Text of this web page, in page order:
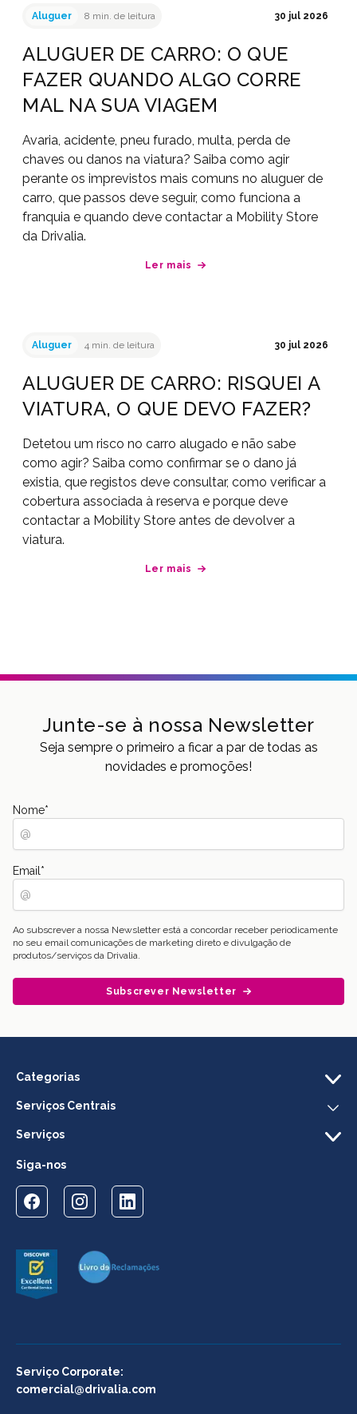
Aluguer 8 min. de leitura 30 jul 2026
ALUGUER DE CARRO: O QUE
FAZER QUANDO ALGO CORRE
MAL NA SUA VIAGEM
Avaria, acidente, pneu furado, multa, perda de
chaves ou danos na viatura? Saiba como agir
perante os imprevistos mais comuns no aluguer de
carro, que passos deve seguir, como funciona a
franquia e quando deve contactar a Mobility Store
da Drivalia.
Ler mais
Aluguer 4 min. de leitura 30 jul 2026
ALUGUER DE CARRO: RISQUEI A
VIATURA, O QUE DEVO FAZER?
Detetou um risco no carro alugado e não sabe
como agir? Saiba como confirmar se o dano já
existia, que registos deve consultar, como verificar a
cobertura associada à reserva e porque deve
contactar a Mobility Store antes de devolver a
viatura.
Ler mais
Junte-se à nossa Newsletter
Seja sempre o primeiro a ficar a par de todas as
novidades e promoções!
Nome*
Email *
Ao subscrever a nossa Newsletter está a concordar receber periodicamente
no seu email comunicações de marketing direto e divulgação de
produtos/serviços da Drivalia.
Subscrever Newsletter
Categorias
Serviços Centrais
Serviços
Siga-nos
Serviço Corporate:
comercial@drivalia.com